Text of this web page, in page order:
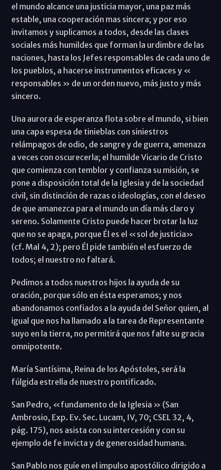
el mundo alcance una justicia mayor, una paz más
estable, una cooperación mas sincera; y por eso
invitamos y suplicamos a todos, desde las clases
sociales más humildes que forman la urdimbre de las
naciones, hasta los Jefes responsables de cada uno de
los pueblos, a hacerse instrumentos eficaces y «
responsables » de un orden nuevo, más justo y más
sincero.
Una aurora de esperanza flota sobre el mundo, si bien
una capa espesa de tinieblas con siniestros
relámpagos de odio, de sangre y de guerra, amenaza
a veces con oscurecerla; el humilde Vicario de Cristo
que comienza con temblor y confianza su misión, se
pone a disposición total de la Iglesia y de la sociedad
civil, sin distinción de razas o ideologías, con el deseo
de que amanezca para el mundo un día más claro y
sereno. Solamente Cristo puede hacer brotar la luz
que no se apaga, porque Él es el «sol de justicia»
(cf. Mal 4, 2); pero Él pide también el esfuerzo de
todos; el nuestro no faltará.
Pedimos a todos nuestros hijos la ayuda de su
oración, porque sólo en ésta esperamos; y nos
abandonamos confiados a la ayuda del Señor quien, al
igual que nos ha llamado a la tarea de Representante
suyo en la tierra, no permitirá que nos falte su gracia
omnipotente.
María Santísima, Reina de los Apóstoles, será la
fúlgida estrella de nuestro pontificado.
San Pedro, «fundamento de la Iglesia » (San
Ambrosio, Exp. Ev. Sec. Lucam, IV, 70; CSEL 32, 4,
pág. 175), nos asista con su intercesión y con su
ejemplo de fe invicta y de generosidad humana.
San Pablo nos guíe en el impulso apostólico dirigido a